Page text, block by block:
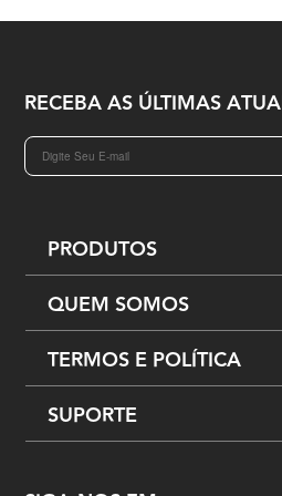
RECEBA AS ÚLTIMAS
PRODUTOS
QUEM SOMOS
TERMOS E POLÍTICA
SUPORTE